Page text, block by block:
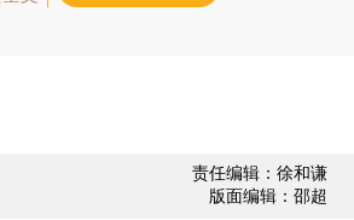
责任编辑：徐和谦
版面编辑：邵超